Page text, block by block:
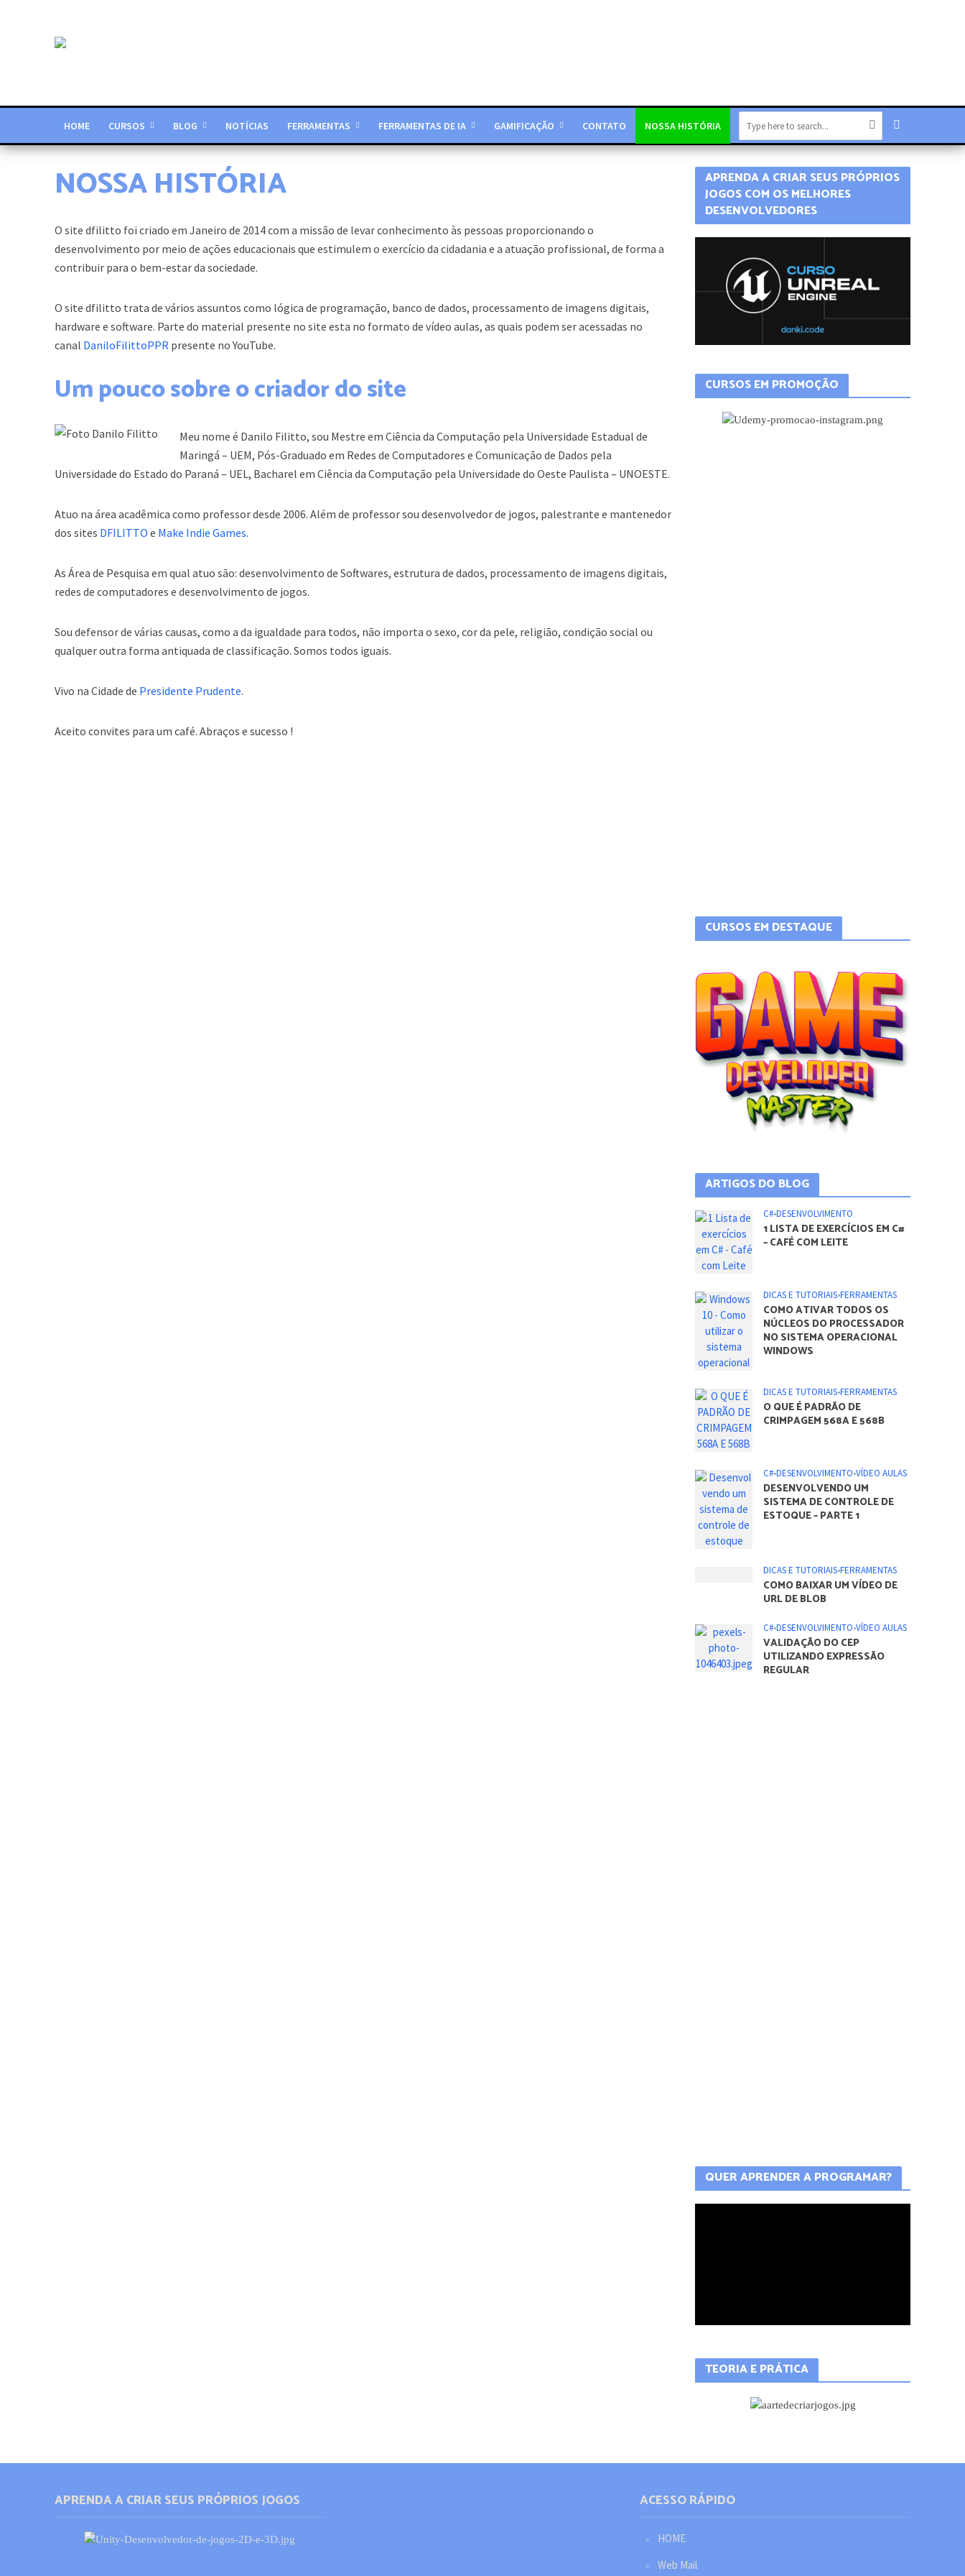
HOME CURSOS BLOG NOTÍCIAS FERRAMENTAS FERRAMENTAS DE IA GAMIFICAÇÃO CONTATO NOSSA HISTÓRIA
NOSSA HISTÓRIA
O site dfilitto foi criado em Janeiro de 2014 com a missão de levar conhecimento às pessoas proporcionando o
desenvolvimento por meio de ações educacionais que estimulem o exercício da cidadania e a atuação profissional, de forma a
contribuir para o bem-estar da sociedade.
O site dfilitto trata de vários assuntos como lógica de programação, banco de dados, processamento de imagens digitais,
hardware e software. Parte do material presente no site esta no formato de vídeo aulas, as quais podem ser acessadas no
canal DaniloFilittoPPRpresente no YouTube.
Um pouco sobre o criador do site
Meu nome é Danilo Filitto, sou Mestre em Ciência da Computação pela Universidade Estadual de
Maringá – UEM, Pós-Graduado em Redes de Computadores e Comunicação de Dados pela
Universidade do Estado do Paraná – UEL, Bacharel em Ciência da Computação pela Universidade do Oeste Paulista – UNOESTE.
Atuo na área acadêmica como professor desde 2006. Além de professor sou desenvolvedor de jogos, palestrante e mantenedor
dos sites DFILITTO e Make Indie Games.
As Área de Pesquisa em qual atuo são: desenvolvimento de Softwares, estrutura de dados, processamento de imagens digitais,
redes de computadores e desenvolvimento de jogos.
Sou defensor de várias causas, como a da igualdade para todos, não importa o sexo, cor da pele, religião, condição social ou
qualquer outra forma antiquada de classificação. Somos todos iguais.
Vivo na Cidade de Presidente Prudente.
Aceito convites para um café. Abraços e sucesso !
APRENDA A CRIAR SEUS PRÓPRIOS
JOGOS COM OS MELHORES
DESENVOLVEDORES
CURSOS EM PROMOÇÃO
CURSOS EM DESTAQUE
ARTIGOS DO BLOG
C#•DESENVOLVIMENTO
1 LISTA DE EXERCÍCIOS EM C#
– CAFÉ COM LEITE
DICAS E TUTORIAIS•FERRAMENTAS
COMO ATIVAR TODOS OS
NÚCLEOS DO PROCESSADOR
NO SISTEMA OPERACIONAL
WINDOWS
DICAS E TUTORIAIS•FERRAMENTAS
O QUE É PADRÃO DE
CRIMPAGEM 568A E 568B
C#•DESENVOLVIMENTO•VÍDEO AULAS
DESENVOLVENDO UM
SISTEMA DE CONTROLE DE
ESTOQUE – PARTE 1
DICAS E TUTORIAIS•FERRAMENTAS
COMO BAIXAR UM VÍDEO DE
URL DE BLOB
C#•DESENVOLVIMENTO•VÍDEO AULAS
VALIDAÇÃO DO CEP
UTILIZANDO EXPRESSÃO
REGULAR
QUER APRENDER A PROGRAMAR?
TEORIA E PRÁTICA
APRENDA A CRIAR SEUS PRÓPRIOS JOGOS ACESSO RÁPIDO
HOME
Web Mail